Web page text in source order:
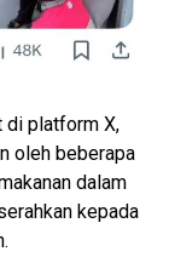
di platform X,
oleh beberapa
dalam
kepada